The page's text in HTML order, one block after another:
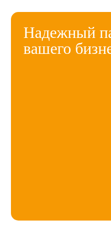
Надежный
вашего